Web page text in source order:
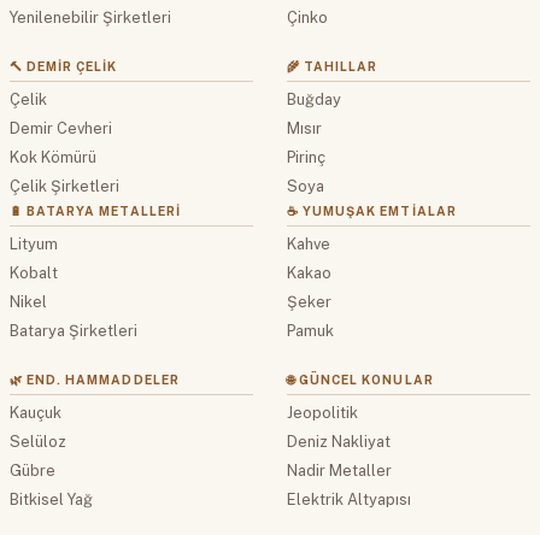
Yenilenebilir Şirketleri
Çinko
🔨 DEMIR ÇELIK
Çelik
Demir Cevheri
Kok Kömürü
Çelik Şirketleri
🔋 BATARYA METALLERI
Lityum
Kobalt
Nikel
Batarya Şirketleri
🌾 TAHILLAR
Buğday
Mısır
Pirinç
Soya
☕ YUMUŞAK EMTIALAR
Kahve
Kakao
Şeker
Pamuk
🌿 END. HAMMADDELER
Kauçuk
Selüloz
Gübre
Bitkisel Yağ
🌐 GÜNCEL KONULAR
Jeopolitik
Deniz Nakliyat
Nadir Metaller
Elektrik Altyapısı